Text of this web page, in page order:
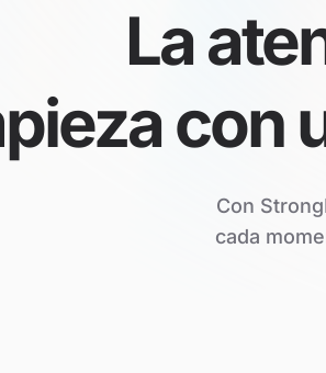
La
con
Con
cada